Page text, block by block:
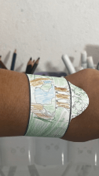
Ambiente